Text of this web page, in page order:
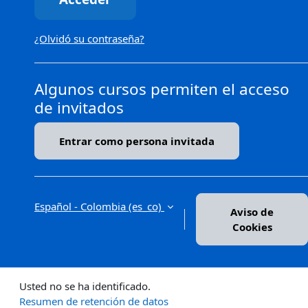
¿Olvidó su contraseña?
Algunos cursos permiten el acceso
de invitados
Entrar como persona invitada
Español - Colombia ‎(es_co)‎
Aviso de
Cookies
Usted no se ha identificado.
Resumen de retención de datos